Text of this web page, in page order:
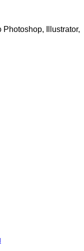
Photoshop, Illustrator,